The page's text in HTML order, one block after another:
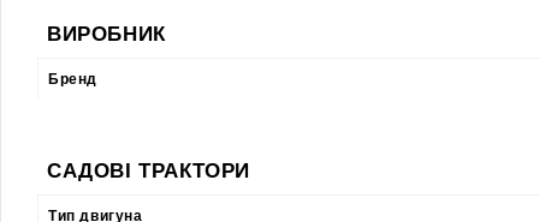
ВИРОБНИК
Бренд
САДОВІ ТРАКТОРИ
Тип двигуна